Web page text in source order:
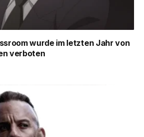
wurde im letzten Jahr von
verboten